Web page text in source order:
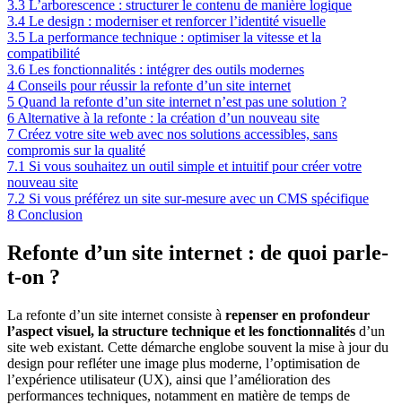
3.3 L’arborescence : structurer le contenu de manière logique
3.4 Le design : moderniser et renforcer l’identité visuelle
3.5 La performance technique : optimiser la vitesse et la
compatibilité
3.6 Les fonctionnalités : intégrer des outils modernes
4 Conseils pour réussir la refonte d’un site internet
5 Quand la refonte d’un site internet n’est pas une solution ?
6 Alternative à la refonte : la création d’un nouveau site
7 Créez votre site web avec nos solutions accessibles, sans
compromis sur la qualité
7.1 Si vous souhaitez un outil simple et intuitif pour créer votre
nouveau site
7.2 Si vous préférez un site sur-mesure avec un CMS spécifique
8 Conclusion
Refonte d’un site internet : de quoi parle-
t-on ?
La refonte d’un site internet consiste à repenser en profondeur
l’aspect visuel, la structure technique et les fonctionnalités d’un
site web existant. Cette démarche englobe souvent la mise à jour du
design pour refléter une image plus moderne, l’optimisation de
l’expérience utilisateur (UX), ainsi que l’amélioration des
performances techniques, notamment en matière de temps de